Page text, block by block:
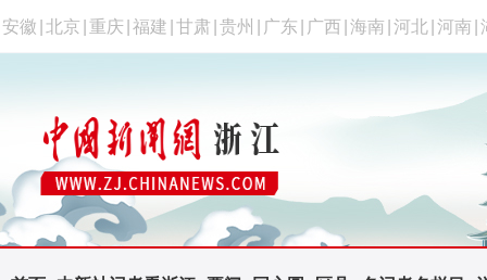
安徽 北京 重庆 福建 甘肃 贵州 广东 广西 海南 河北 河南